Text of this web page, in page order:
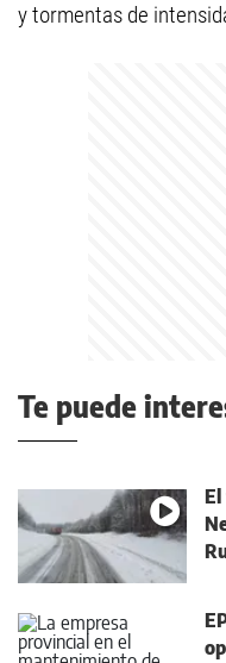
y tormentas de
Te puede
El